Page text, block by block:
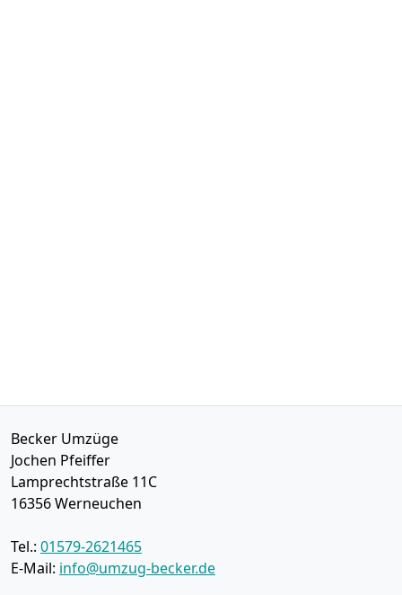
Becker Umzüge
Jochen Pfeiffer
Lamprechtstraße 11C
16356Werneuchen
Tel.: 01579-2621465
E-Mail: info@umzug-becker.de